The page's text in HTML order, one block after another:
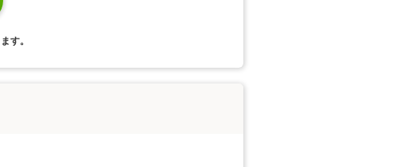
す。